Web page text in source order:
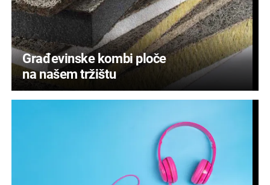
Građevinske kombi ploče
na našem tržištu